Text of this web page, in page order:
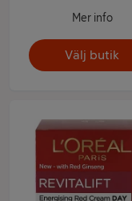
Mer info
Välj butik